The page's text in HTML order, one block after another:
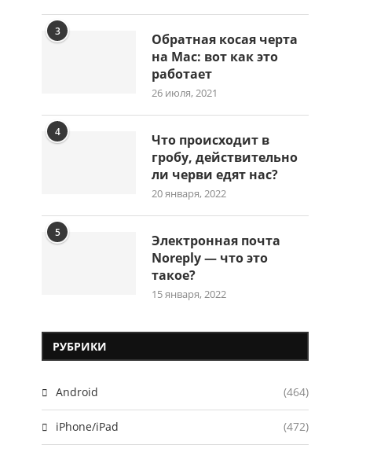
3
Обратная косая черта
на Mac: вот как это
работает
26 июля, 2021
4
Что происходит в
гробу, действительно
ли черви едят нас?
20 января, 2022
5
Электронная почта
Noreply — что это
такое?
15 января, 2022
РУБРИКИ
Android (464)
iPhone/iPad (472)